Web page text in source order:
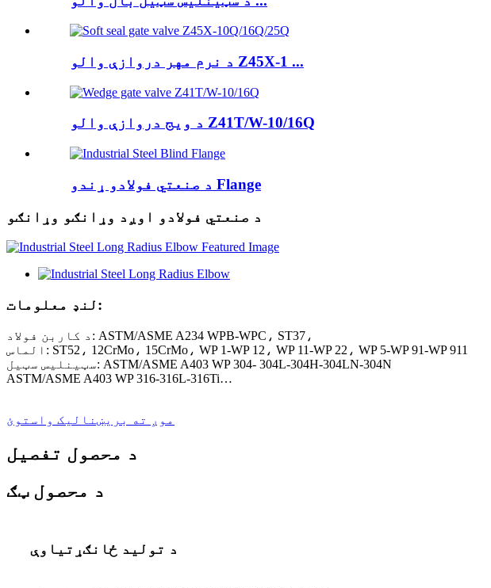
د نرم مهر دروازې والو Z45X-1 ...
د ویج دروازې والو Z41T/W-10/16Q
د صنعتي فولادو ړندو Flange
د صنعتي فولادو اوږد وړانګو وړانګو
لنډ معلومات:
د کاربن فولاد: ASTM/ASME A234 WPB-WPC، ST37،
الماس: ST52، 12CrMo، 15CrMo، WP 1-WP 12، WP 11-WP 22، WP 5-WP 91-WP 911
سټینلیس سټیل: ASTM/ASME A403 WP 304- 304L-304H-304LN-304N
ASTM/ASME A403 WP 316-316L-316Ti…
موږ ته بریښنالیک واستوئ
د محصول تفصیل
د محصول ټګ
د تولید ځانګړتیاوې